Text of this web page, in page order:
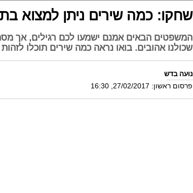
שחקו: כמה שירים ניתן למצוא
המשפטים הבאים אמנם ישמעו לכם רגילים, אך
שכולנו אהובים. בואו נראה כמה שירים תוכלו לזהות
נועה בדש
פרסום ראשון: 27/02/2017, 16:30